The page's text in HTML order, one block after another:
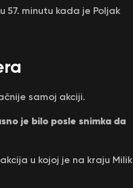
57. minutu kada je Poljak
samoj akciji.
je bilo posle snimka da
u kojoj je na kraju Milik